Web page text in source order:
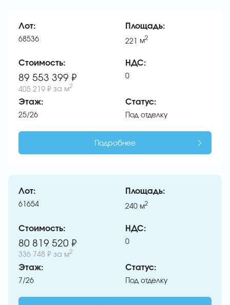
Лот:
68536
Площадь:
221 м2
Стоимость:
89 553 399 ₽
405 219 ₽ за м2
НДС:
0
Этаж:
25/26
Статус:
Под отделку
Подробнее
Лот:
61654
Площадь:
240 м2
Стоимость:
80 819 520 ₽
336 748 ₽ за м2
НДС:
0
Этаж:
7/26
Статус:
Под отделку